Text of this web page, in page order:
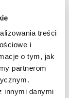
treści
i
o tym, jak
partnerom
innymi danymi